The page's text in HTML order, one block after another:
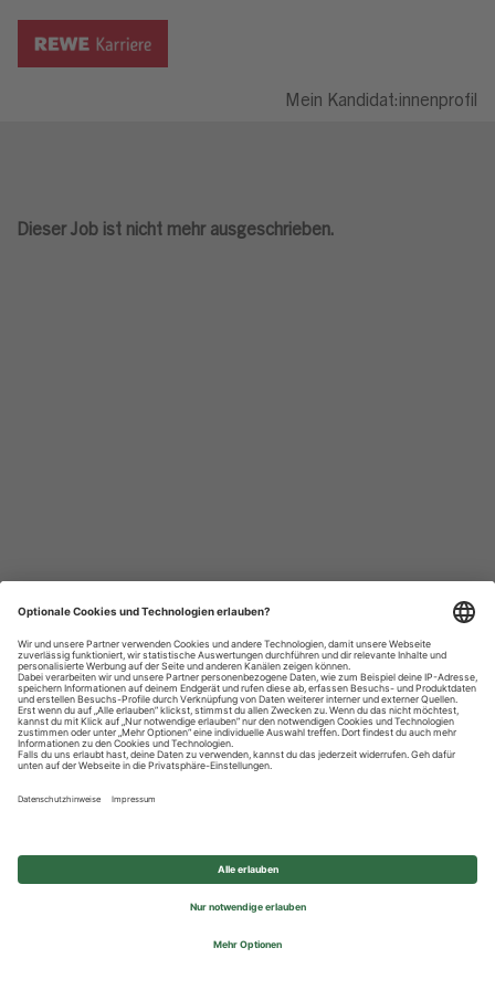
Mein Kandidat:innenprofil
Dieser Job ist nicht mehr ausgeschrieben.
Datenschutzhinweise
Impressum
Privatsphäre-Einstellungen
© 2026 REWE Group - All rights reserved